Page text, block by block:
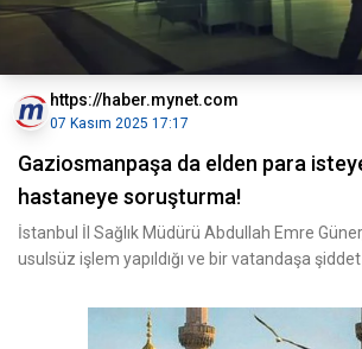
https://haber.mynet.com
07 Kasım 2025 17:17
Gaziosmanpaşa da elden para
hastaneye soruşturma!
İstanbul İl Sağlık Müdürü Abdullah Emre
usulsüz işlem yapıldığı ve bir vatandaşa